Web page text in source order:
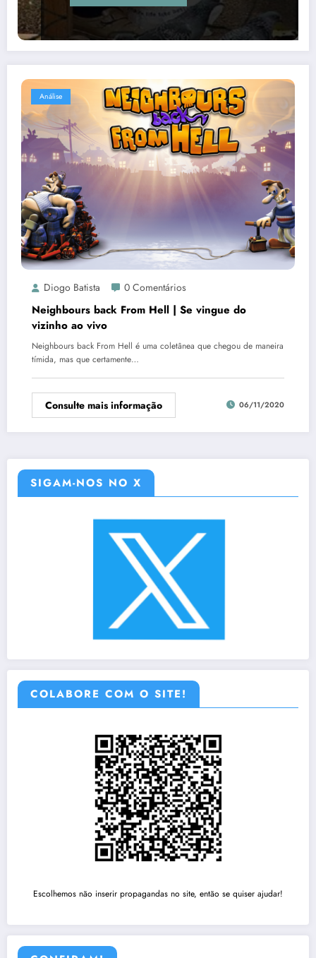
Análise
Diogo Batista 0 Comentários
Neighbours back From Hell | Se vingue do
vizinho ao vivo
Neighbours back From Hell é uma coletânea que chegou de maneira
tímida, mas que certamente…
Consulte mais informação 06/11/2020
SIGAM-NOS NO X
COLABORE COM O SITE!
Escolhemos não inserir propagandas no site, então se quiser ajudar!